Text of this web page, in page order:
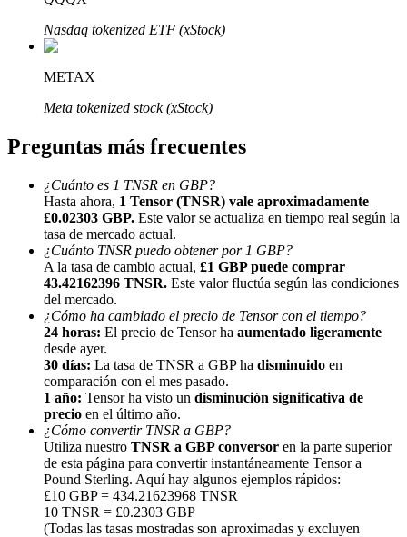
Afiliados de Bitrue
¡Hasta un 65% de comisiones!
Referencia
Invita a un amigo para recibir recompensas en efectivo
Deposit CASHCAT & Win
Deposit CASHCAT & Win
Nasdaq tokenized ETF (xStock)
METAX
Meta tokenized stock (xStock)
Preguntas más frecuentes
¿Cuánto es 1 TNSR en GBP?
Hasta ahora, 1 Tensor (TNSR) vale aproximadamente
£0.02303 GBP. Este valor se actualiza en tiempo real según la
tasa de mercado actual.
¿Cuánto TNSR puedo obtener por 1 GBP?
A la tasa de cambio actual, £1 GBP puede comprar
43.42162396 TNSR. Este valor fluctúa según las condiciones
del mercado.
¿Cómo ha cambiado el precio de Tensor con el tiempo?
24 horas: El precio de Tensor ha aumentado ligeramente
desde ayer.
30 días: La tasa de TNSR a GBP ha disminuido en
comparación con el mes pasado.
1 año: Tensor ha visto un disminución significativa de
precio en el último año.
¿Cómo convertir TNSR a GBP?
Utiliza nuestro TNSR a GBP conversor en la parte superior
de esta página para convertir instantáneamente Tensor a
Pound Sterling. Aquí hay algunos ejemplos rápidos:
£10 GBP = 434.21623968 TNSR
10 TNSR = £0.2303 GBP
(Todas las tasas mostradas son aproximadas y excluyen